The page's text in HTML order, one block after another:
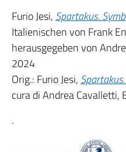
Furio Jesi,Spartakus.
Italienischen von Frank
herausgegeben von
2024
Orig.: Furio Jesi,
cura di Andrea Cavalletti,
.